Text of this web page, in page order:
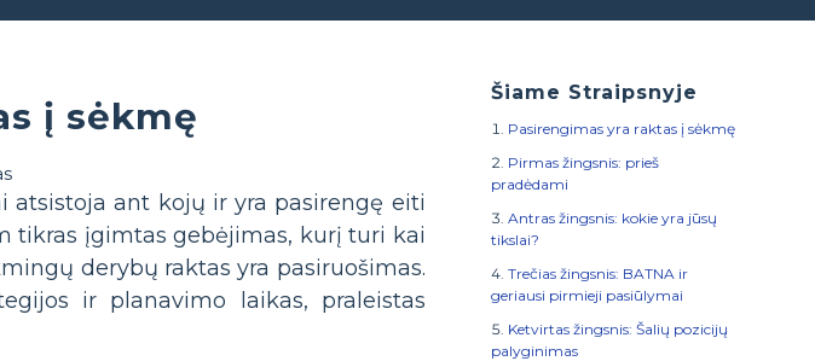
Šiame Straipsnyje
Pasirengimas yra raktas į sėkmę
Pirmas žingsnis: prieš
pradėdami
Antras žingsnis: kokie yra jūsų
tikslai?
Trečias žingsnis: BATNA ir
geriausi pirmieji pasiūlymai
Ketvirtas žingsnis: Šalių pozicijų
palyginimas
į sėkmę
atsistoja ant kojų ir yra pasirengę eiti
tikras įgimtas gebėjimas, kurį turi kai
derybų raktas yra pasiruošimas.
ir planavimo laikas, praleistas